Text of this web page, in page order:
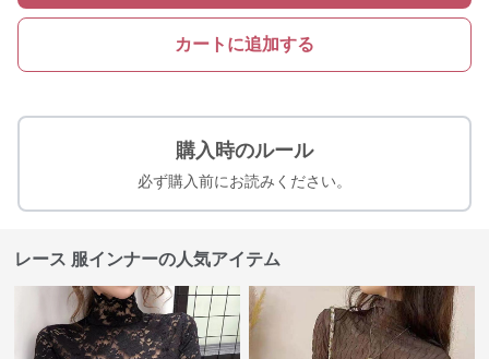
カートに追加する
購入時のルール
必ず購入前にお読みください。
レース 服インナーの人気アイテム